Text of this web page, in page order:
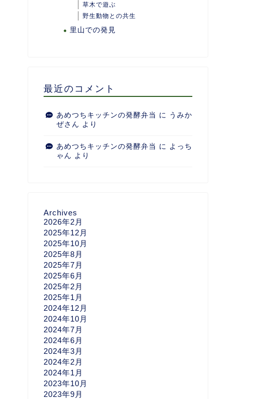
草木で遊ぶ
野生動物との共生
里山での発見
最近のコメント
あめつちキッチンの発酵弁当 に うみか
ぜさん より
あめつちキッチンの発酵弁当 に よっち
ゃん より
Archives
2026年2月
2025年12月
2025年10月
2025年8月
2025年7月
2025年6月
2025年2月
2025年1月
2024年12月
2024年10月
2024年7月
2024年6月
2024年3月
2024年2月
2024年1月
2023年10月
2023年9月